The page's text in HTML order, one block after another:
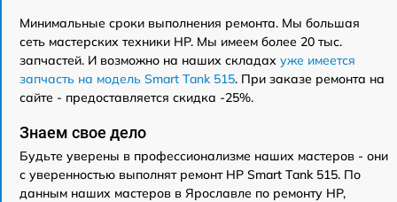
Минимальные сроки выполнения ремонта. Мы большая
сеть мастерских техники HP. Мы имеем более 20 тыс.
запчастей. И возможно на наших складах уже имеется
запчасть на модель Smart Tank 515. При заказе ремонта на
сайте - предоставляется скидка -25%.
Знаем свое дело
Будьте уверены в профессионализме наших мастеров - они
с уверенностью выполнят ремонт HP Smart Tank 515. По
данным наших мастеров в Ярославле по ремонту HP,